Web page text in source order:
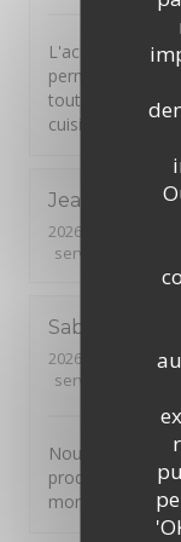
L'accueil & le
permet des
tout cas régal
cuisinés.
Jean-Luc
2026-07-31
-
service
Sabrina
2026-07-30
-
service
Nous avons
produits de
moment.